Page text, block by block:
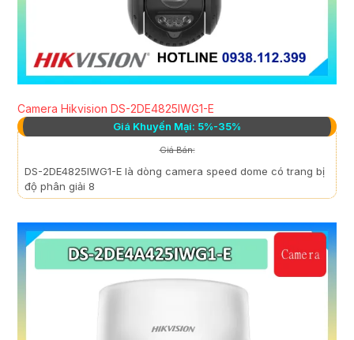
Camera Hikvision DS-2DE4825IWG1-E
Giá Khuyến Mại: 5%-35%
Giá Bán:
DS-2DE4825IWG1-E là dòng camera speed dome có trang bị
độ phân giải 8